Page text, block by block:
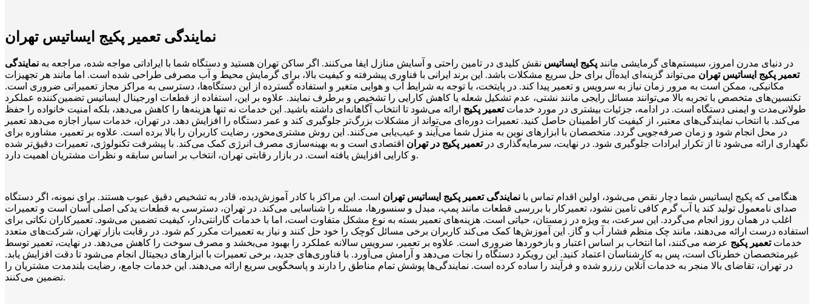
نمایندگی تعمیر پکیج ایساتیس تهران
در دنیای مدرن امروز، سیستم‌های گرمایشی مانند پکیج ایساتیس نقش کلیدی در تامین راحتی و آسایش منازل ایفا می‌کنند. اگر ساکن تهران هستید و دستگاه شما با ایراداتی مواجه شده، مراجعه به نمایندگی
تعمیر پکیج ایساتیس تهران می‌تواند گزینه‌ای ایده‌آل برای حل سریع مشکلات باشد. این برند ایرانی با فناوری پیشرفته و کیفیت بالا، برای گرمایش محیط و آب مصرفی طراحی شده است. اما مانند هر تجهیزات
مکانیکی، ممکن است به مرور زمان نیاز به سرویس و تعمیر پیدا کند. در پایتخت، با توجه به شرایط آب و هوایی متغیر و استفاده گسترده از این دستگاه‌ها، دسترسی به مراکز مجاز تعمیراتی ضروری است.
تکنسین‌های متخصص با تجربه بالا می‌توانند مسائل رایجی مانند نشتی، عدم تشکیل شعله یا کاهش کارایی را تشخیص و برطرف نمایند. علاوه بر این، استفاده از قطعات اورجینال ایساتیس تضمین‌کننده عملکرد
طولانی‌مدت و ایمنی دستگاه است. در ادامه، جزئیات بیشتری در مورد خدماتتعمیر پکیج ارائه می‌شود تا انتخاب آگاهانه‌ای داشته باشید. این خدمات نه تنها هزینه‌ها را کاهش می‌دهد، بلکه امنیت خانواده را حفظ
می‌کند. با انتخاب نمایندگی‌های معتبر، از کیفیت کار اطمینان حاصل کنید. تعمیرات دوره‌ای می‌تواند از مشکلات بزرگ‌تر جلوگیری کند و عمر دستگاه را افزایش دهد. در تهران، خدمات سیار اجازه می‌دهد تعمیر
در محل انجام شود و زمان صرفه‌جویی گردد. متخصصان با ابزارهای نوین به منزل شما می‌آیند و عیب‌یابی می‌کنند. این روش مشتری‌محور، رضایت کاربران را بالا برده است. علاوه بر تعمیر، مشاوره برای
نگهداری ارائه می‌شود تا از تکرار ایرادات جلوگیری شود. در نهایت، سرمایه‌گذاری درتعمیر پکیج در تهران اقتصادی است و به بهینه‌سازی مصرف انرژی کمک می‌کند. با پیشرفت تکنولوژی، تعمیرات دقیق‌تر شده
و کارایی افزایش یافته است. در بازار رقابتی تهران، انتخاب بر اساس سابقه و نظرات مشتریان اهمیت دارد.
هنگامی که پکیج ایساتیس شما دچار نقص می‌شود، اولین اقدام تماس با نمایندگی تعمیر پکیج ایساتیس تهران است. این مراکز با کادر آموزش‌دیده، قادر به تشخیص دقیق عیوب هستند. برای نمونه، اگر دستگاه
صدای نامعمول تولید کند یا آب گرم کافی تامین نشود، تعمیرکار با بررسی قطعات مانند پمپ، مبدل و سنسورها، مسئله را شناسایی می‌کند. در تهران، دسترسی به قطعات یدکی اصلی آسان است و تعمیرات
اغلب در همان روز انجام می‌گردد. این سرعت، به ویژه در زمستان، حیاتی است. هزینه‌های تعمیر بسته به نوع مشکل متفاوت است، اما با خدمات گارانتی‌دار، کیفیت تضمین می‌شود. تعمیرکاران نکاتی برای
استفاده درست ارائه می‌دهند، مانند چک منظم فشار آب و گاز. این آموزش‌ها کمک می‌کند کاربران برخی مسائل کوچک را خود حل کنند و نیاز به تعمیرات مکرر کم شود. در رقابت بازار تهران، شرکت‌های متعدد
خدماتتعمیر پکیج عرضه می‌کنند، اما انتخاب بر اساس اعتبار و بازخوردها ضروری است. علاوه بر تعمیر، سرویس سالانه عملکرد را بهبود می‌بخشد و مصرف سوخت را کاهش می‌دهد. در نهایت، تعمیر توسط
غیرمتخصصان خطرناک است، پس به کارشناسان اعتماد کنید. این رویکرد دستگاه را نجات می‌دهد و آرامش می‌آورد. با فناوری‌های جدید، برخی تعمیرات با ابزارهای دیجیتال انجام می‌شود تا دقت افزایش یابد.
در تهران، تقاضای بالا منجر به خدمات آنلاین رزرو شده و فرآیند را ساده کرده است. نمایندگی‌ها پوشش تمام مناطق را دارند و پاسخگویی سریع ارائه می‌دهند. این خدمات جامع، رضایت بلندمدت مشتریان را
تضمین می‌کنند.